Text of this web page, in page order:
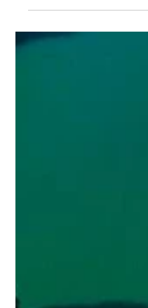
autant qu’il fascine : son